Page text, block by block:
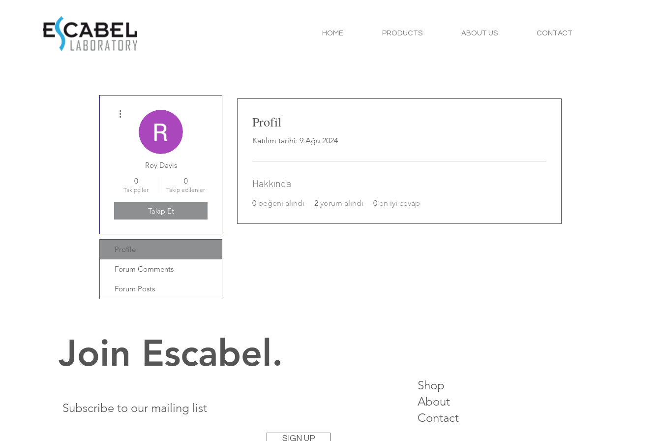
HOME PRODUCTS ABOUT US CONTACT
Profil
Katılım tarihi: 9 Ağu 2024
Hakkında
0 beğeni alındı 2 yorum alındı 0 en iyi cevap
Roy Davis
0
Takipçiler
0
Takip edilenler
Takip Et
Profile
Forum Comments
Forum Posts
Join Escabel.
Subscribe to our mailing list
SIGN UP
Shop
About
Contact